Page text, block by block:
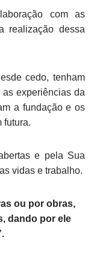
com as
realização dessa
cedo, tenham
experiências da
a fundação e os
futura.
e pela Sua
vidas e trabalho.
ou por obras,
dando por ele